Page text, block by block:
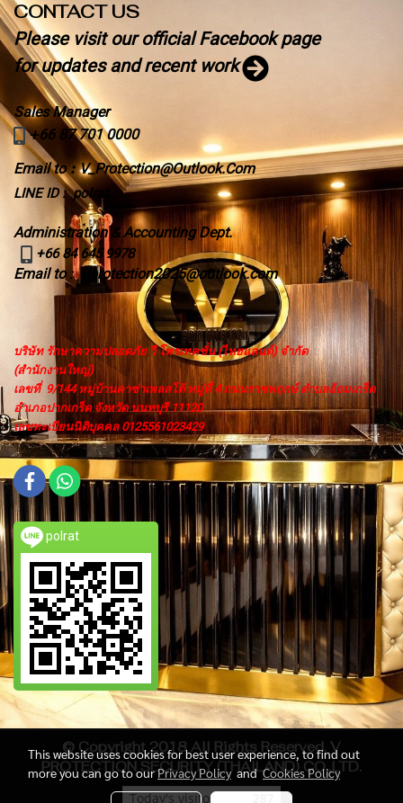
CONTACT US
Please visit our official Facebook page
for updates and recent work
Sales Manager
+66 87 701 0000
Email to: V_Protection@Outlook.Com
LINE ID : polrat
Administration & Accounting Dept.
+66 84 645 9978
Email to: Vprotection2025@outlook.com
บริษัท รักษาความปลอดภัย วี โพรเทคชั่น (ไทยแลนด์) จำกัด
(สำนักงานใหญ่)
เลขที่ 9/144 หมู่บ้านคาซ่าเพลสโต้ หมู่ที่ 4 ถนนราชพฤกษ์ ตำบลอ้อมเกร็ด
อำเภอปากเกร็ด จังหวัด นนทบุรี 11120
เลขทะเบียนนิติบุคคล 0125561023429
polrat
© Copyright 2018 All Rights Reserved. V
PROTECTION SECURITY (THAILAND) CO.,LTD.
Today's visitor
This website uses cookies for best user experience, to find out
more you can go to ourPrivacy PolicyandCookies Policy